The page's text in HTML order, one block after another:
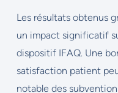
Les résultats obtenus
un impact significatif
dispositif IFAQ. Une
satisfaction patient
notable des